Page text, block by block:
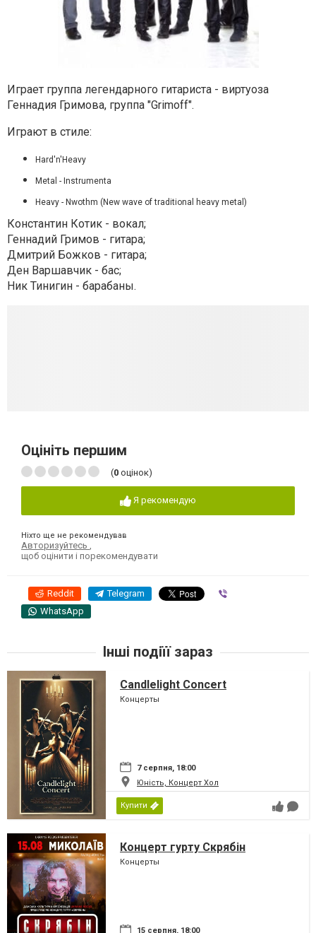
Играет группа легендарного гитариста - виртуоза
Геннадия Гримова, группа "Grimoff".
Играют в стиле:
Hard'n'Heavy
Metal - Instrumenta
Heavy - Nwothm (New wave of traditional heavy metal)
Константин Котик - вокал;
Геннадий Гримов - гитара;
Дмитрий Божков - гитара;
Ден Варшавчик - бас;
Ник Тинигин - барабаны.
Оцініть першим
(0 оцінок)
Я рекомендую
Ніхто ще не рекомендував
Авторизуйтесь
щоб оцінити і порекомендувати
Reddit Telegram
WhatsApp
Інші подіїї зараз
Candlelight Concert
Концерты
7 серпня, 18:00
Юність, Концерт Хол
Купити
Концерт гурту Скрябін
Концерты
15 серпня, 18:00